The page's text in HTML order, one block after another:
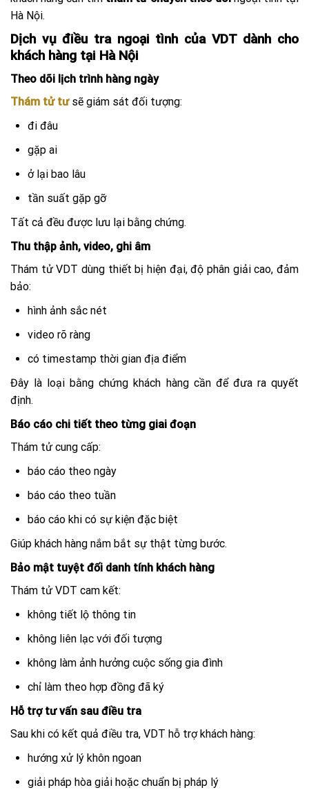
Hà Nội.
Dịch vụ điều tra ngoại tình của VDT dành cho
khách hàng tại Hà Nội
Theo dõi lịch trình hàng ngày
Thám tử tư sẽ giám sát đối tượng:
đi đâu
gặp ai
ở lại bao lâu
tần suất gặp gỡ
Tất cả đều được lưu lại bằng chứng.
Thu thập ảnh, video, ghi âm
Thám tử VDT dùng thiết bị hiện đại, độ phân giải cao, đảm
bảo:
hình ảnh sắc nét
video rõ ràng
có timestamp thời gian địa điểm
Đây là loại bằng chứng khách hàng cần để đưa ra quyết
định.
Báo cáo chi tiết theo từng giai đoạn
Thám tử cung cấp:
báo cáo theo ngày
báo cáo theo tuần
báo cáo khi có sự kiện đặc biệt
Giúp khách hàng nắm bắt sự thật từng bước.
Bảo mật tuyệt đối danh tính khách hàng
Thám tử VDT cam kết:
không tiết lộ thông tin
không liên lạc với đối tượng
không làm ảnh hưởng cuộc sống gia đình
chỉ làm theo hợp đồng đã ký
Hỗ trợ tư vấn sau điều tra
Sau khi có kết quả điều tra, VDT hỗ trợ khách hàng:
hướng xử lý khôn ngoan
giải pháp hòa giải hoặc chuẩn bị pháp lý